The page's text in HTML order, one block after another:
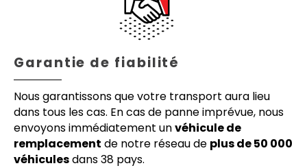
Garantie de fiabilité
Nous garantissons que votre transport aura lieu
dans tous les cas. En cas de panne imprévue, nous
envoyons immédiatement unvéhicule de
remplacement de notre réseau de plus de 50 000
véhiculesdans 38 pays.